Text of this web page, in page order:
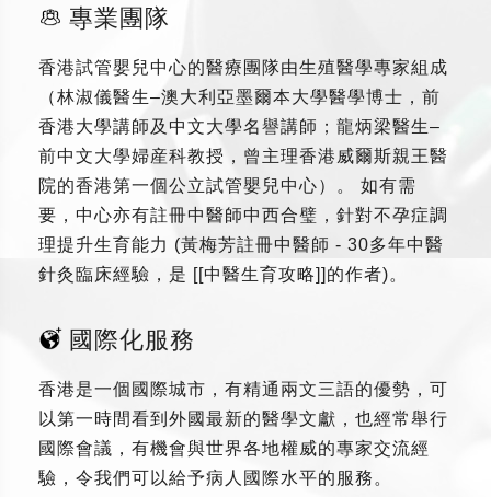
專業團隊
香港試管嬰兒中心的醫療團隊由生殖醫學專家組成
（林淑儀醫生–澳大利亞墨爾本大學醫學博士，前
香港大學講師及中文大學名譽講師；龍炳梁醫生–
前中文大學婦産科教授，曾主理香港威爾斯親王醫
院的香港第一個公立試管嬰兒中心）。 如有需
要，中心亦有註冊中醫師中西合璧，針對不孕症調
理提升生育能力 (黃梅芳註冊中醫師 - 30多年中醫
針灸臨床經驗，是 [[中醫生育攻略]]的作者)。
國際化服務
香港是一個國際城市，有精通兩文三語的優勢，可
以第一時間看到外國最新的醫學文獻，也經常舉行
國際會議，有機會與世界各地權威的專家交流經
驗，令我們可以給予病人國際水平的服務。